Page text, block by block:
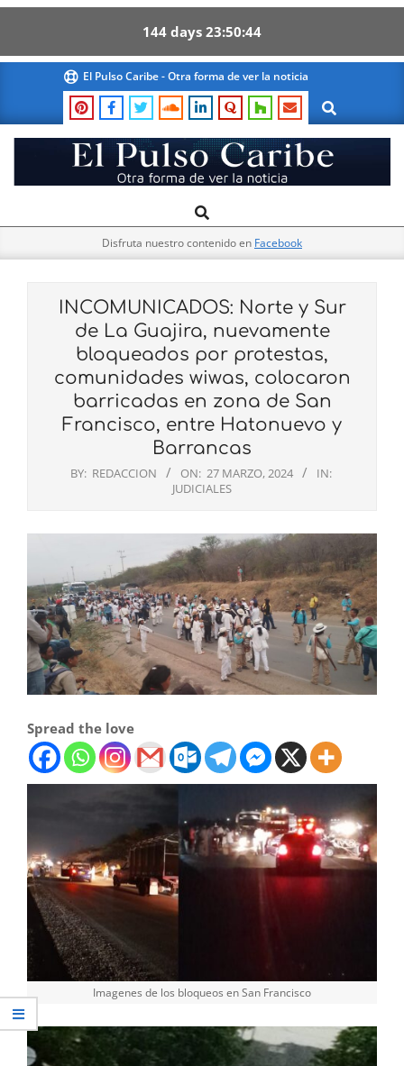
144 days 23 50 43
content
El Pulso Caribe - Otra forma de ver la noticia
Search
El
Pulso
Navigation
Search
Disfruta nuestro contenido en Facebook
INCOMUNICADOS: Norte y Sur
de La Guajira, nuevamente
bloqueados por protestas,
comunidades wiwas, colocaron
barricadas en zona de San
Francisco, entre Hatonuevo y
Barrancas
BY: REDACCION ON: 27 MARZO, 2024
IN:
JUDICIALES
Spread the love
Imagenes de los bloqueos en San Francisco